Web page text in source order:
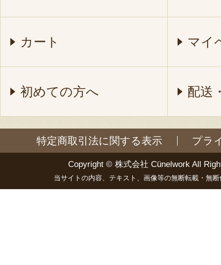
カート マイ
初めての方へ 配送
特定商取引法に関する表示 プラ
Copyright © 株式会社 Cünelwork All
当サイトの内容、テキスト、画像等の無断転載・無